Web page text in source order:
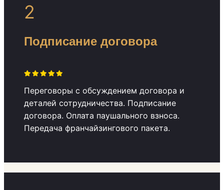
2
Подписание договора
Переговоры с обсуждением договора и
деталей сотрудничества. Подписание
договора. Оплата паушального взноса.
Передача франчайзингового пакета.